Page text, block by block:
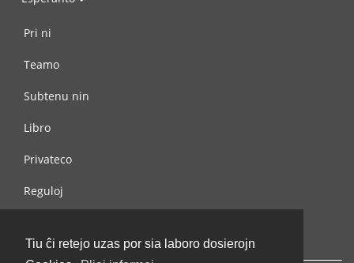
Tiu ĉi retejo uzas por sia laboro dosierojn
Pri ni
Teamo
Subtenu nin
Libro
Privateco
Reguloj